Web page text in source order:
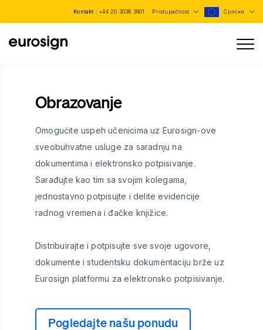
Kontakt :+44 20 3038 3901 Pristupačnost Српски
Obrazovanje
Omogućite uspeh učenicima uz Eurosign-ove
sveobuhvatne usluge za saradnju na
dokumentima i elektronsko potpisivanje.
Sarađujte kao tim sa svojim kolegama,
jednostavno potpisujte i delite evidencije
radnog vremena i đačke knjižice.
Distribuirajte i potpisujte sve svoje ugovore,
dokumente i studentsku dokumentaciju brže uz
Eurosign platformu za elektronsko potpisivanje.
Pogledajte našu ponudu